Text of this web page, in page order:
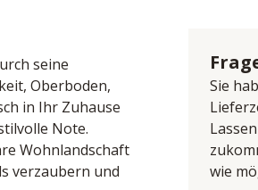
seine
Oberboden,
in Ihr Zuhause
Note.
Wohnlandschaft
verzaubern und
Sie
wie